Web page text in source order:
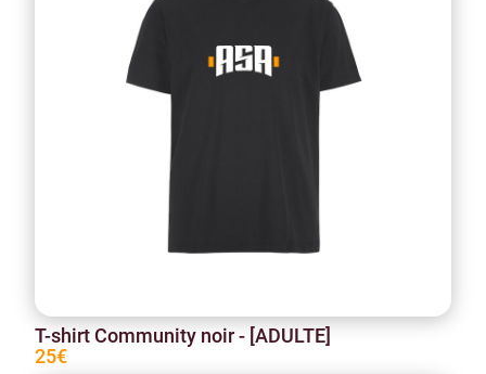
T-shirt Community noir - [ADULTE]
25€